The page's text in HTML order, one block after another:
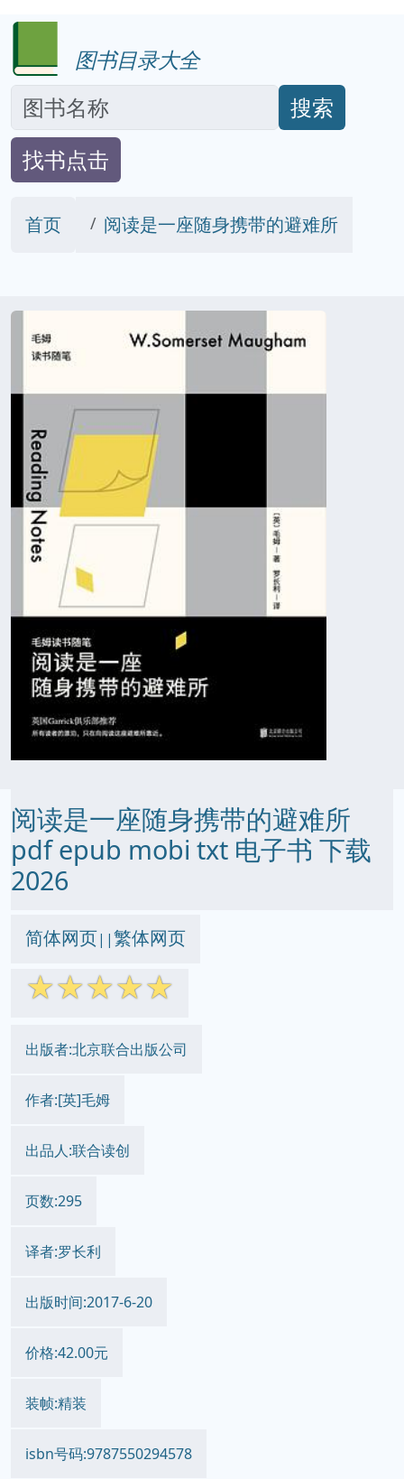
图书目录大全
搜索
找书点击
首页 阅读是一座随身携带的避难所
阅读是一座随身携带的避难所
pdf epub mobi txt 电子书 下载
2026
简体网页||繁体网页
☆☆☆☆☆
出版者:北京联合出版公司
作者:[英]毛姆
出品人:联合读创
页数:295
译者:罗长利
出版时间:2017-6-20
价格:42.00元
装帧:精装
isbn号码:9787550294578